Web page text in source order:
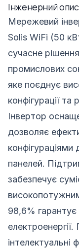
Інженерний
Мережевий
Solis WiFi (50
сучасне
промислових
яке поєднує
конфігурації та
Інвертор
дозволяє
конфігураціями
панелей.
забезпечує
98,6%
інтелектуальні